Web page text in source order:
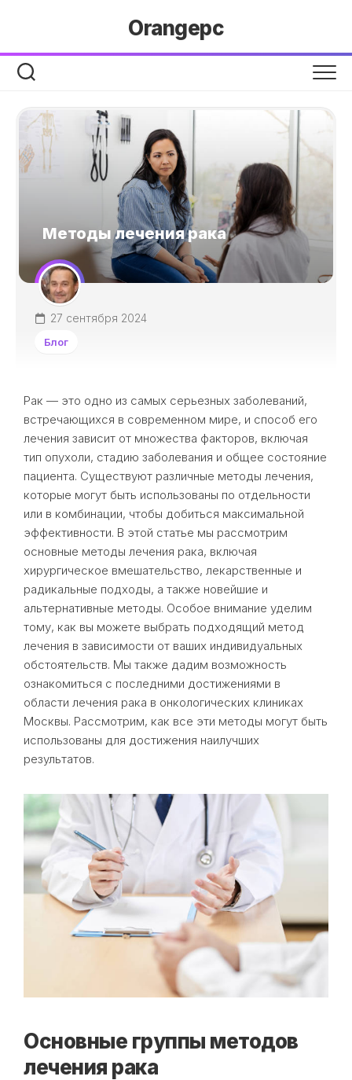
Orangepc
Методы лечения рака
27 сентября 2024
Блог
Рак — это одно из самых серьезных заболеваний,
встречающихся в современном мире, и способ его
лечения зависит от множества факторов, включая
тип опухоли, стадию заболевания и общее состояние
пациента. Существуют различные методы лечения,
которые могут быть использованы по отдельности
или в комбинации, чтобы добиться максимальной
эффективности. В этой статье мы рассмотрим
основные методы лечения рака, включая
хирургическое вмешательство, лекарственные и
радикальные подходы, а также новейшие и
альтернативные методы. Особое внимание уделим
тому, как вы можете выбрать подходящий метод
лечения в зависимости от ваших индивидуальных
обстоятельств. Мы также дадим возможность
ознакомиться с последними достижениями в
области лечения рака в онкологических клиниках
Москвы. Рассмотрим, как все эти методы могут быть
использованы для достижения наилучших
результатов.
Основные группы методов
лечения рака